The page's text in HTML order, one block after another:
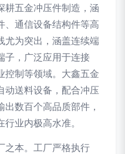
耕五金冲压件制造，涵
、通信设备结构件等高
尤为突出，涵盖连续端
子，广泛应用于连接
控制等领域。大鑫五金
动送料设备，配合冲压
数百个高品质部件，
业内极高水准。
之本。工厂严格执行